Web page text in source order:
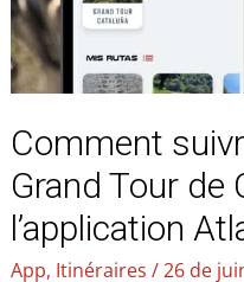
Comment
Grand Tour de
l’application
App, Itinéraires /26 de
de
Catalogne
avec
AtlantisMOTO
?